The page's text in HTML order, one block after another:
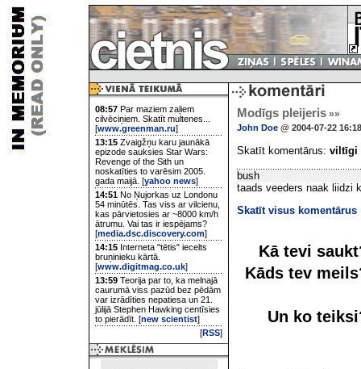
08:57 Par maziem zaļiem
cilvēciņiem. Skatīt multenes...
[www.greenman.ru]
13:15 Zvaigžņu karu jaunākā
epizode sauksies Star Wars:
Revenge of the Sith un
noskatīties to varēsim 2005.
gada maijā. [yahoo news]
14:51 No Ņujorkas uz Londonu
54 minūtēs. Tas viss ar vilcienu,
kas pārvietosies ar ~8000 km/h
ātrumu. Vai tas ir iespējams?
[media.dsc.discovery.com]
14:15 Interneta "tētis" iecelts
bruņinieku kārtā.
[www.digitmag.co.uk]
13:59 Teorija par to, ka melnajā
caurumā viss pazūd bez pēdām
var izrādīties nepatiesa un 21.
jūlijā Stephen Hawking centīsies
to pierādīt. [new scientist]
[RSS]
Modīgs pleijeris »»
John Doe @ 2004-07-22 16:18
Skatīt komentārus: viltīgi
bush
taads veeders naak liidzi
Skatīt visus komentārus
Kā tevi
Kāds tev
Un ko